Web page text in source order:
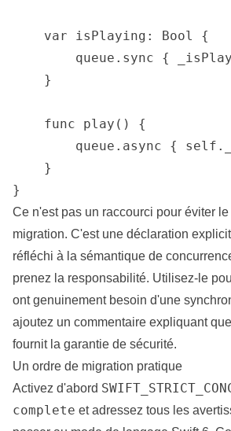
    var isPlaying: Bool {
queue.sync {
    }
    func play() {
queue.async {
    }
}
Ce n'est pas un raccourci pour éviter
migration. C'est une déclaration
réfléchi à la sémantique de
prenez la responsabilité. Utilisez-le
ont genuinement besoin d'une
ajoutez un commentaire expliquant
fournit la garantie de sécurité.
Un ordre de migration pratique
Activez d'abord
complete et adressez tous les